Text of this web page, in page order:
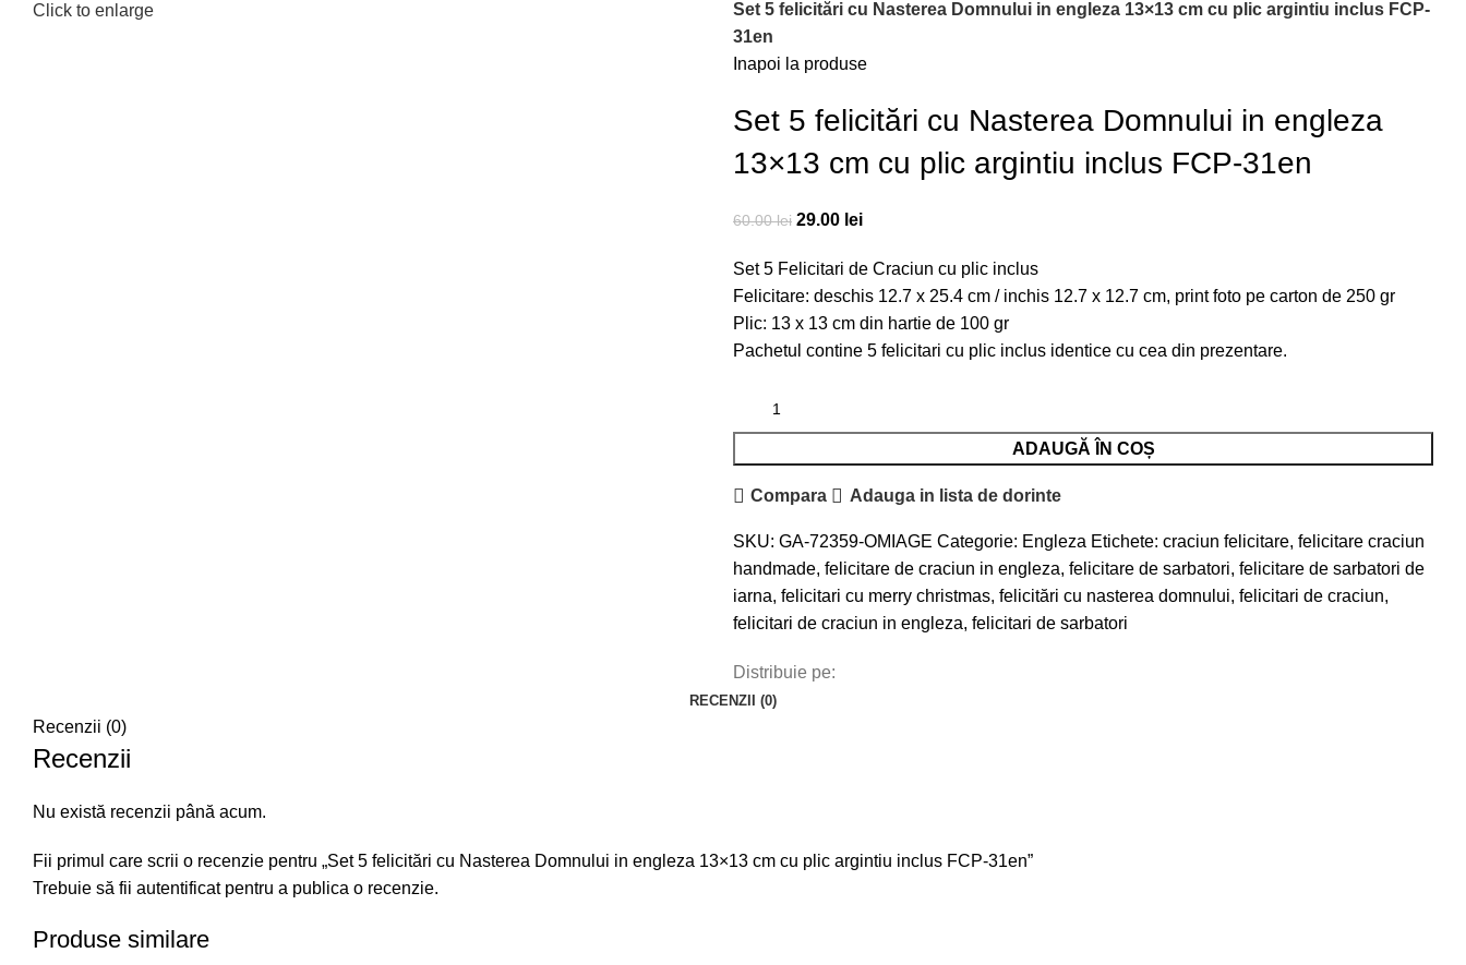
Click to enlarge
Set 5 felicitări cu Nasterea Domnului in engleza 13×13 cm cu plic argintiu inclus FCP-
31en
Inapoi la produse
Set 5 felicitări cu Nasterea Domnului in engleza
13×13 cm cu plic argintiu inclus FCP-31en
60.00lei 29.00 lei
Set 5 Felicitari de Craciun cu plic inclus
Felicitare: deschis 12.7 x 25.4 cm / inchis 12.7 x 12.7 cm, print foto pe carton de 250 gr
Plic: 13 x 13 cm din hartie de 100 gr
Pachetul contine 5 felicitari cu plic inclus identice cu cea din prezentare.
ADAUGĂ ÎN COȘ
Compara Adauga in lista de dorinte
SKU: GA-72359-OMIAGE Categorie: Engleza Etichete: craciun felicitare, felicitare craciun
handmade, felicitare de craciun in engleza, felicitare de sarbatori, felicitare de sarbatori de
iarna, felicitari cu merry christmas, felicitări cu nasterea domnului, felicitari de craciun,
felicitari de craciun in engleza, felicitari de sarbatori
Distribuie pe:
RECENZII (0)
Recenzii (0)
Recenzii
Nu există recenzii până acum.
Fii primul care scrii o recenzie pentru „Set 5 felicitări cu Nasterea Domnului in engleza 13×13 cm cu plic argintiu inclus FCP-31en”
Trebuie să fii autentificatpentru a publica o recenzie.
Produse similare